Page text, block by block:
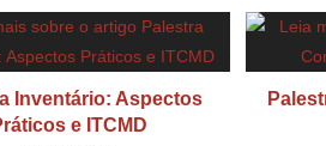
Inventário: Aspectos
e ITCMD